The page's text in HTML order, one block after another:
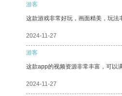
游客
这款游戏非常好玩，画面精美，玩法
2024-11-27
游客
这款app的视频资源非常丰富，可以
2024-11-27